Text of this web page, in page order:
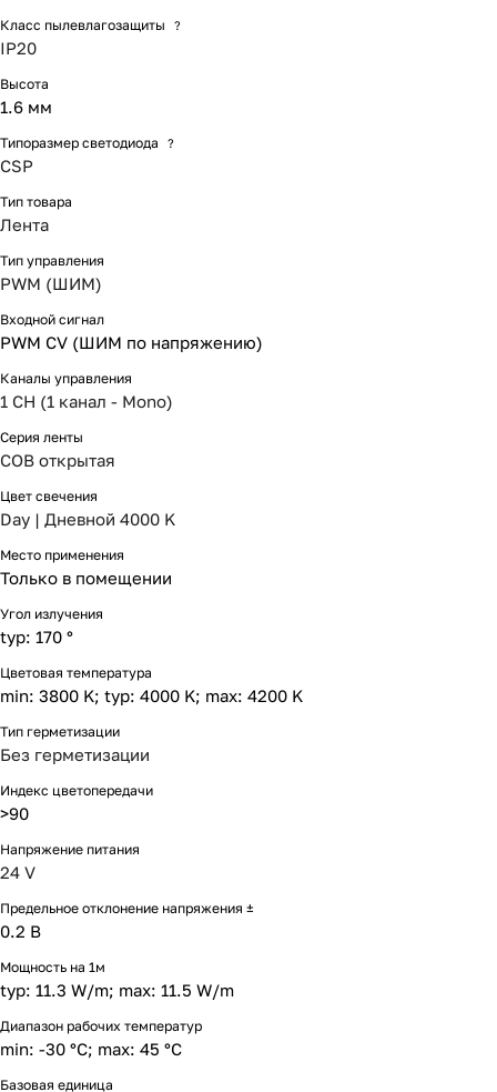
Класс пылевлагозащиты ?
IP20
Высота
1.6 мм
Типоразмер светодиода ?
CSP
Тип товара
Лента
Тип управления
PWM (ШИМ)
Входной сигнал
PWM СV (ШИМ по напряжению)
Каналы управления
1 CH (1 канал - Mono)
Серия ленты
COB открытая
Цвет свечения
Day | Дневной 4000 K
Место применения
Только в помещении
Угол излучения
typ: 170 °
Цветовая температура
min: 3800 K; typ: 4000 K; max: 4200 K
Тип герметизации
Без герметизации
Индекс цветопередачи
>90
Напряжение питания
24 V
Предельное отклонение напряжения ±
0.2 В
Мощность на 1м
typ: 11.3 W/m; max: 11.5 W/m
Диапазон рабочих температур
min: -30 °C; max: 45 °C
Базовая единица